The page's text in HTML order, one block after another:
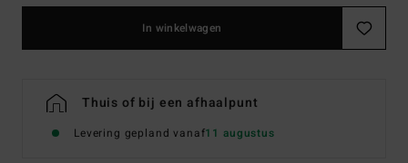
In winkelwagen
Thuis of bij een afhaalpunt
Levering gepland vanaf11 augustus